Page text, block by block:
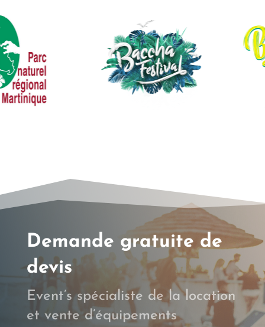
Demande gratuite de
devis
Event’s spécialiste de la location
et vente d’équipements